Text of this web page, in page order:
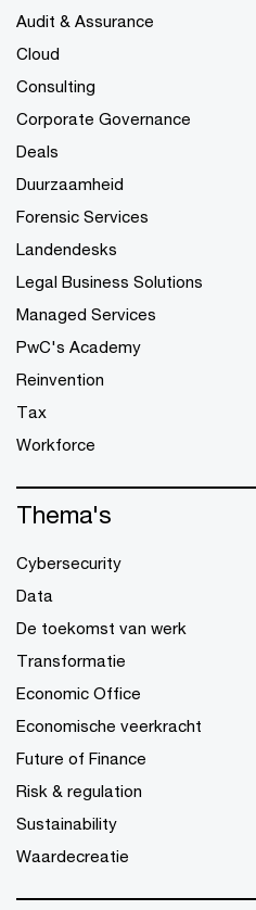
Audit & Assurance
Cloud
Consulting
Corporate Governance
Deals
Duurzaamheid
Forensic Services
Landendesks
Legal Business Solutions
Managed Services
PwC's Academy
Reinvention
Tax
Workforce
Thema's
Cybersecurity
Data
De toekomst van werk
Transformatie
Economic Office
Economische veerkracht
Future of Finance
Risk & regulation
Sustainability
Waardecreatie